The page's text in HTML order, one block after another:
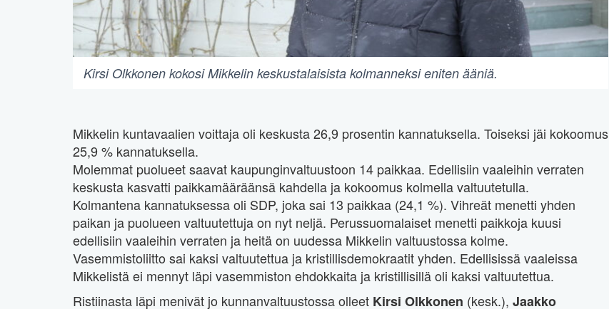
Kirsi Olkkonen kokosi Mikkelin keskustalaisista kolmanneksi eniten ääniä.
Mikkelin kuntavaalien voittaja oli keskusta 26,9 prosentin kannatuksella. Toiseksi jäi kokoomus
25,9 % kannatuksella.
Molemmat puolueet saavat kaupunginvaltuustoon 14 paikkaa. Edellisiin vaaleihin verraten
keskusta kasvatti paikkamääräänsä kahdella ja kokoomus kolmella valtuutetulla.
Kolmantena kannatuksessa oli SDP, joka sai 13 paikkaa (24,1 %). Vihreät menetti yhden
paikan ja puolueen valtuutettuja on nyt neljä. Perussuomalaiset menetti paikkoja kuusi
edellisiin vaaleihin verraten ja heitä on uudessa Mikkelin valtuustossa kolme.
Vasemmistoliitto sai kaksi valtuutettua ja kristillisdemokraatit yhden. Edellisissä vaaleissa
Mikkelistä ei mennyt läpi vasemmiston ehdokkaita ja kristillisillä oli kaksi valtuutettua.
Ristiinasta läpi menivät jo kunnanvaltuustossa olleet Kirsi Olkkonen (kesk.), Jaakko